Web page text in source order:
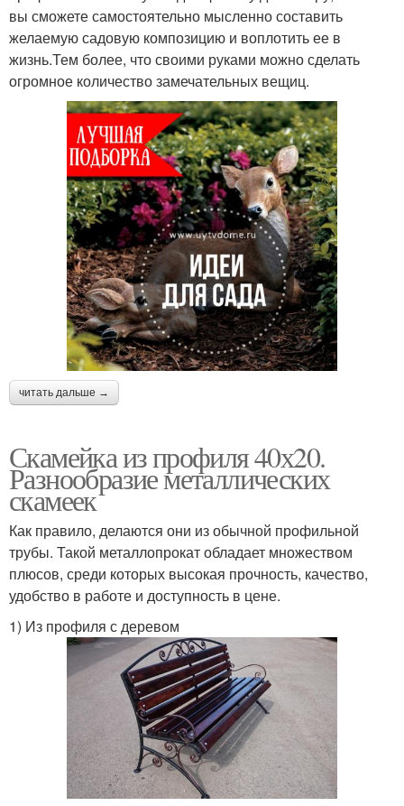
вы сможете самостоятельно мысленно составить
желаемую садовую композицию и воплотить ее в
жизнь.Тем более, что своими руками можно сделать
огромное количество замечательных вещиц.
читать дальше →
Скамейка из профиля 40х20.
Разнообразие металлических
скамеек
Как правило, делаются они из обычной профильной
трубы. Такой металлопрокат обладает множеством
плюсов, среди которых высокая прочность, качество,
удобство в работе и доступность в цене.
1) Из профиля с деревом